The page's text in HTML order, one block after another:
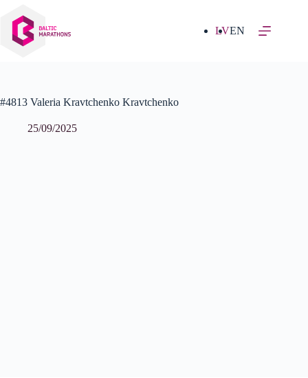
saturu
LVEN
#4813 Valeria Kravtchenko Kravtchenko
25/09/2025